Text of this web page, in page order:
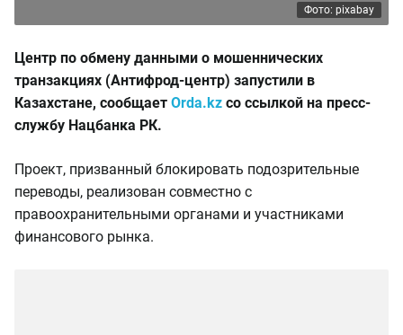
Фото: pixabay
Центр по обмену данными о мошеннических
транзакциях (Антифрод-центр) запустили в
Казахстане, сообщает Orda.kz со ссылкой на пресс-
службу Нацбанка РК.
Проект, призванный блокировать подозрительные
переводы, реализован совместно с
правоохранительными органами и участниками
финансового рынка.